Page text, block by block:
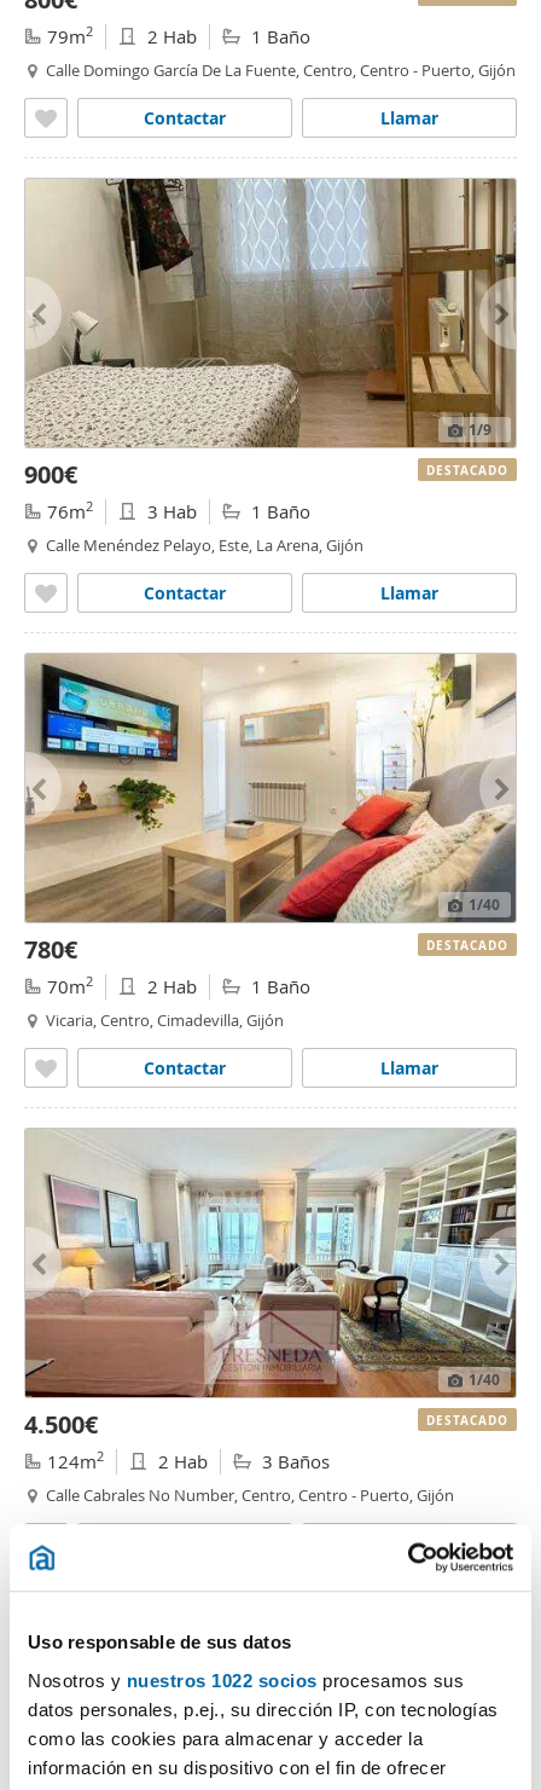
Uso responsable de sus datos
Nosotros y nuestros 1022 socios procesamos sus
datos personales, p.ej., su dirección IP, con tecnologías
como las cookies para almacenar y acceder la
información en su dispositivo con el fin de ofrecer
79m2 2 Hab 1 Baño
Calle Domingo García De La Fuente, Centro, Centro - Puerto, Gijón
Llamar
Contactar
1/9
900€
76m2 3 Hab 1 Baño
Calle Menéndez Pelayo, Este, La Arena, Gijón
Llamar
Contactar
DESTACADO
1/40
780€
70m2 2 Hab 1 Baño
Vicaria, Centro, Cimadevilla, Gijón
Llamar
Contactar
DESTACADO
1/40
4.500€
124m2 2 Hab 3 Baños
Calle Cabrales No Number, Centro, Centro - Puerto, Gijón
Llamar
DESTACADO